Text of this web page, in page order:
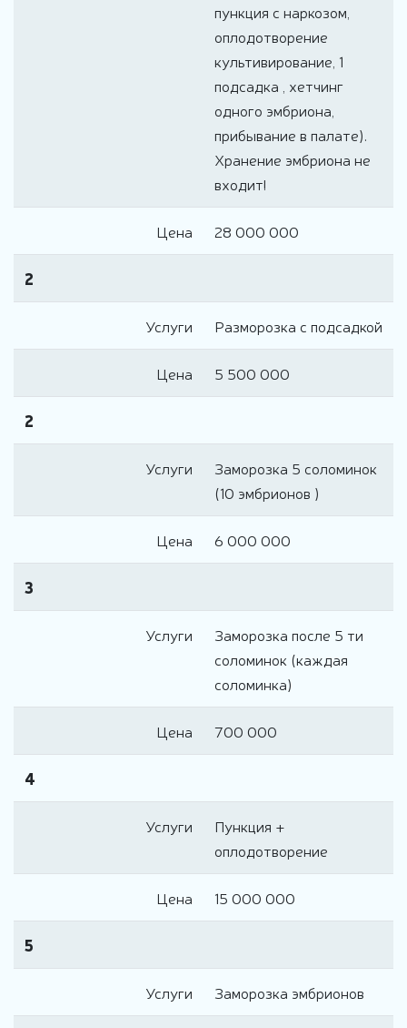
пункция с наркозом,
оплодотворение
культивирование, 1
подсадка , хетчинг
одного эмбриона,
прибывание в палате).
Хранение эмбриона не
входит!
Цена 28 000 000
2
Услуги Разморозка с подсадкой
Цена 5 500 000
2
Услуги
Заморозка 5 соломинок
(10 эмбрионов )
Цена 6 000 000
3
Услуги
Заморозка после 5 ти
соломинок (каждая
соломинка)
Цена 700 000
4
Услуги
Пункция +
оплодотворение
Цена 15 000 000
5
Услуги Заморозка эмбрионов